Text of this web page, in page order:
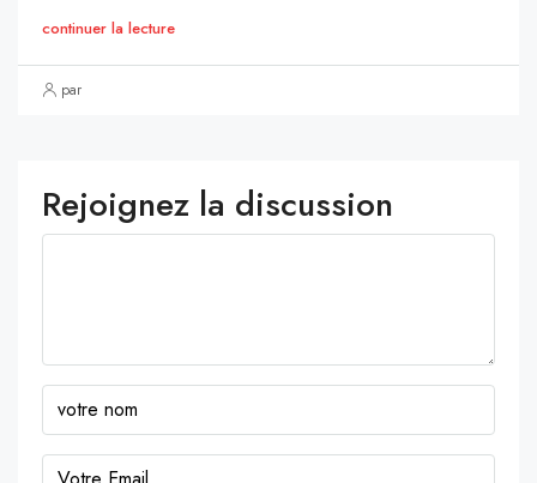
continuer la lecture
par
Rejoignez la discussion